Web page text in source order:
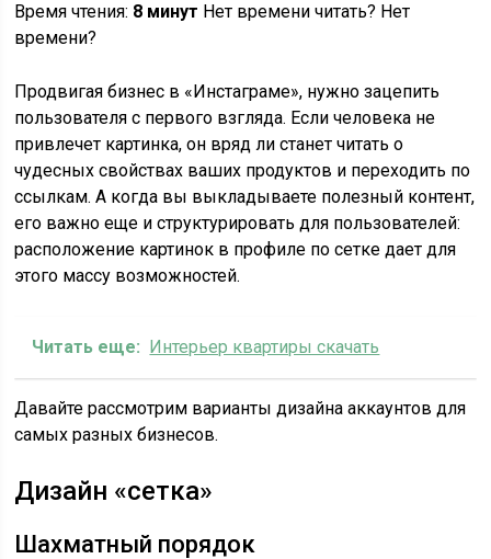
Время чтения: 8 минут Нет времени читать? Нет
времени?
Продвигая бизнес в «Инстаграме», нужно зацепить
пользователя с первого взгляда. Если человека не
привлечет картинка, он вряд ли станет читать о
чудесных свойствах ваших продуктов и переходить по
ссылкам. А когда вы выкладываете полезный контент,
его важно еще и структурировать для пользователей:
расположение картинок в профиле по сетке дает для
этого массу возможностей.
Читать еще: Интерьер квартиры скачать
Давайте рассмотрим варианты дизайна аккаунтов для
самых разных бизнесов.
Дизайн «сетка»
Шахматный порядок